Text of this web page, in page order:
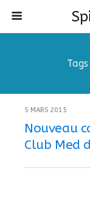
5 MARS 2015
Nouveau
Club Med